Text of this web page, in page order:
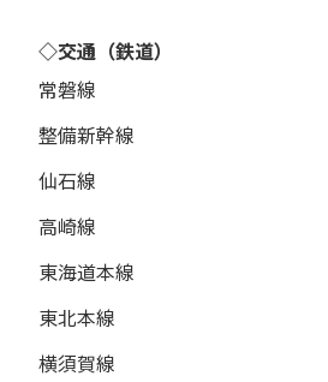
◇交通（鉄道）
常磐線
整備新幹線
仙石線
高崎線
東海道本線
東北本線
横須賀線